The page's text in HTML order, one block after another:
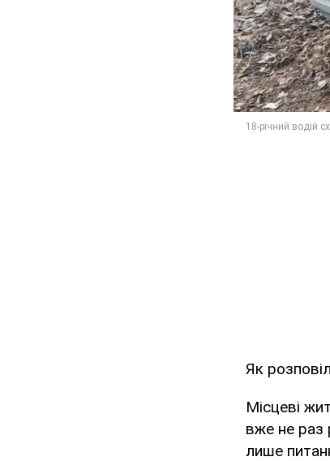
Як
Місцеві
вже не раз
лише